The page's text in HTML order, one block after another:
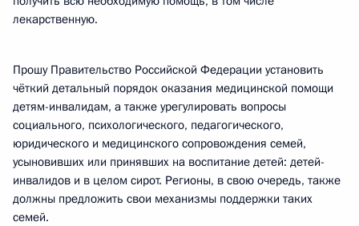
лекарственную.
Прошу Правительство Российской Федерации установить
чёткий детальный порядок оказания медицинской помощи
детям-инвалидам, а также урегулировать вопросы
социального, психологического, педагогического,
юридического и медицинского сопровождения семей,
усыновивших или принявших на воспитание детей: детей-
инвалидов и в целом сирот. Регионы, в свою очередь, также
должны предложить свои механизмы поддержки таких
семей.